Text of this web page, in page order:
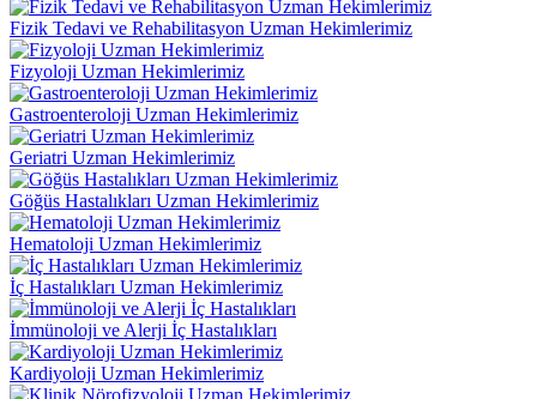
Fizik Tedavi ve Rehabilitasyon Uzman Hekimlerimiz
Fizyoloji Uzman Hekimlerimiz
Gastroenteroloji Uzman Hekimlerimiz
Geriatri Uzman Hekimlerimiz
Göğüs Hastalıkları Uzman Hekimlerimiz
Hematoloji Uzman Hekimlerimiz
İç Hastalıkları Uzman Hekimlerimiz
İmmünoloji ve Alerji İç Hastalıkları
Kardiyoloji Uzman Hekimlerimiz